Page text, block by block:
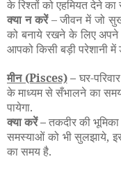
के रिश्तों को एहमियत देने
क्या न करें– जीवन में जो
को बनाये रखने के लिए
आपको किसी बड़ी परेशानी में
मीन(Pisces)– घर-
के माध्यम से सँभालने का
पायेगा.
क्या करें –तकदीर की
समस्याओं को भी सुलझाये,
का समय है.